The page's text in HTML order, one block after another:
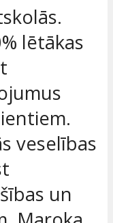
lētākas
veselības
un